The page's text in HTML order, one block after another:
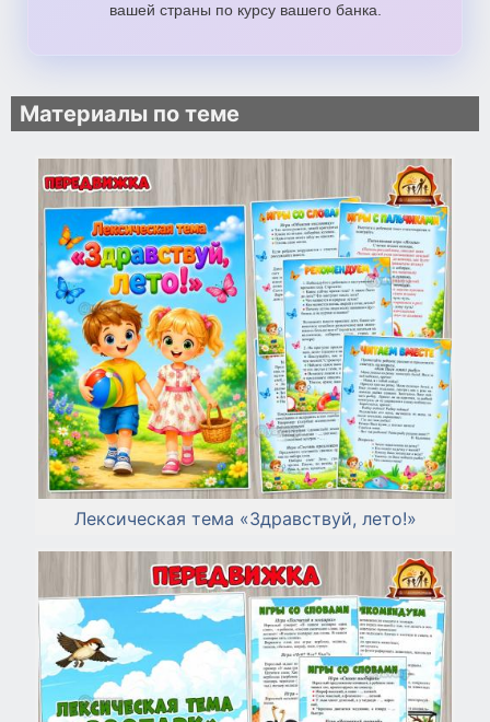
вашей страны по курсу вашего банка.
Материалы по теме
Лексическая тема «Здравствуй, лето!»